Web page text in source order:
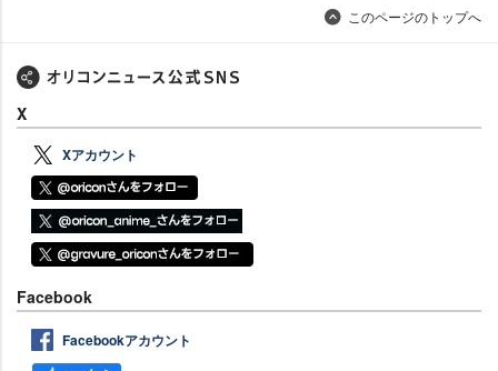
このページのトップへ
X
Xアカウント
Facebook
Facebookアカウント